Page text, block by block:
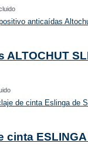
ALTOCHUT
cinta